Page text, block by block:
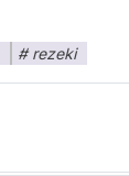
rezeki